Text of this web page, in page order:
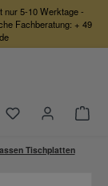
nur 5-10 Werktage -
Fachberatung: + 49
Du hast 0
Tischplatten